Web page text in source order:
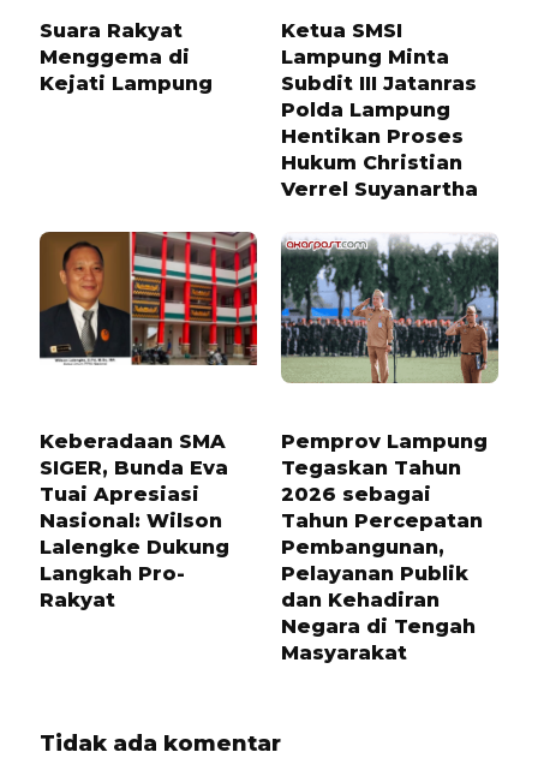
Suara Rakyat
Menggema di
Kejati Lampung
Ketua SMSI
Lampung Minta
Subdit III Jatanras
Polda Lampung
Hentikan Proses
Hukum Christian
Verrel Suyanartha
Keberadaan SMA
SIGER, Bunda Eva
Tuai Apresiasi
Nasional: Wilson
Lalengke Dukung
Langkah Pro-
Rakyat
Pemprov Lampung
Tegaskan Tahun
2026 sebagai
Tahun Percepatan
Pembangunan,
Pelayanan Publik
dan Kehadiran
Negara di Tengah
Masyarakat
Tidak ada komentar